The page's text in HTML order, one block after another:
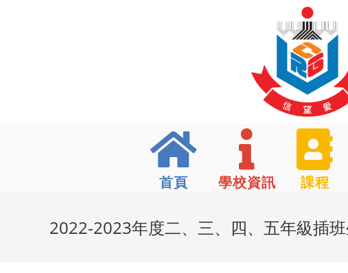
首頁 學校資訊 課程
2022-2023年度二、三、四、五年級插